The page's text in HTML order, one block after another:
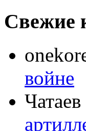
Свежие
войне